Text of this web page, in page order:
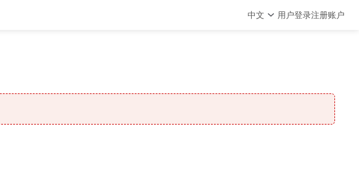
中文 用户登录注册账户